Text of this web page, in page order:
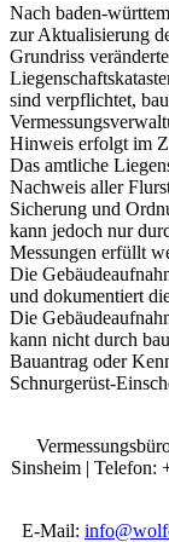
Nach baden-
zur Aktualisierung
Grundriss
sind verpflichtet,
Hinweis erfolgt im
Das amtliche
Nachweis aller
Sicherung und
kann jedoch nur
Messungen erfüllt
Die
und dokumentiert
Die
kann nicht durch
Bauantrag oder
Schnurgerüst-
Sinsheim | Telefon:
E-Mail: